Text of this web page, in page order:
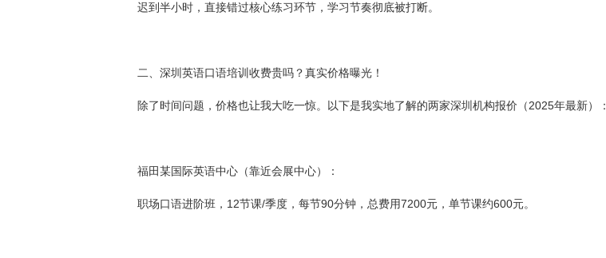
迟到半小时，直接错过核心练习环节，学习节奏彻底被打断。
二、深圳英语口语培训收费贵吗？真实价格曝光！
除了时间问题，价格也让我大吃一惊。以下是我实地了解的两家深圳机构报价（2025年最新）：
福田某国际英语中心（靠近会展中心）：
职场口语进阶班，12节课/季度，每节90分钟，总费用7200元，单节课约600元。